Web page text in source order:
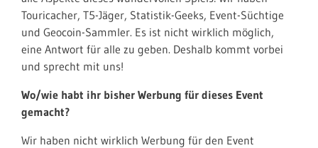
Touricacher, T5-Jäger, Statistik-Geeks, Event-Süchtige
und Geocoin-Sammler. Es ist nicht wirklich möglich,
eine Antwort für alle zu geben. Deshalb kommt vorbei
und sprecht mit uns!
Wo/wie habt ihr bisher Werbung für dieses Event
gemacht?
Wir haben nicht wirklich Werbung für den Event